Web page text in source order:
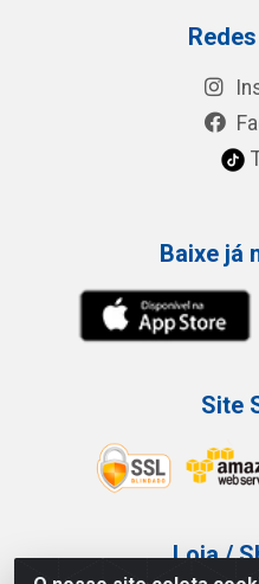
Baixe já
Site
Loja /